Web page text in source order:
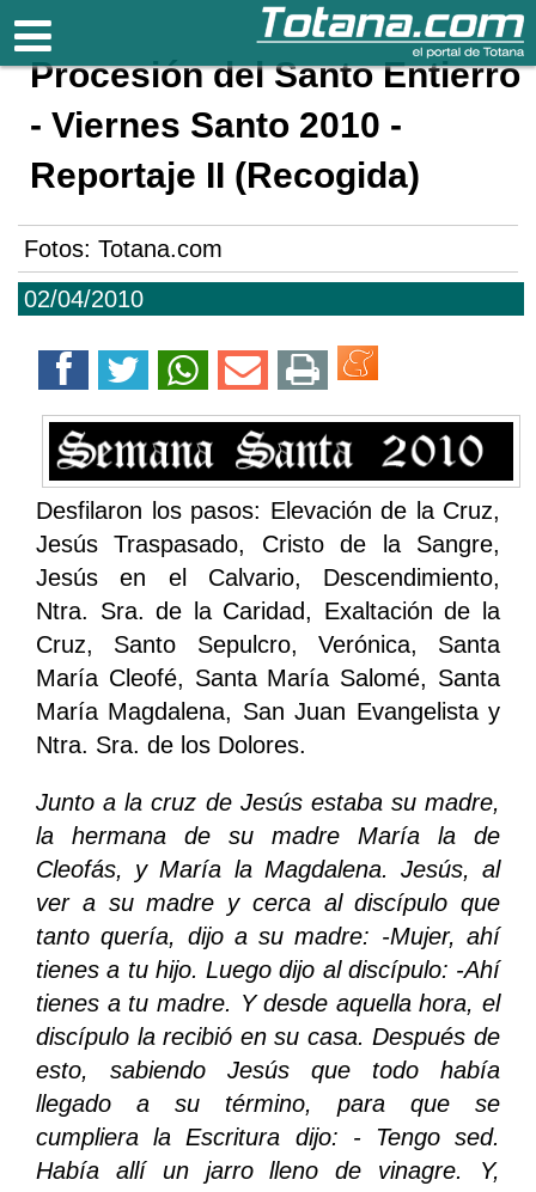
Totana.com
02/04/2010
Procesión del Santo Entierro
- Viernes Santo 2010 -
Reportaje II (Recogida)
Fotos: Totana.com
Desfilaron los pasos: Elevación de la Cruz,
Jesús Traspasado, Cristo de la Sangre,
Jesús en el Calvario, Descendimiento,
Ntra. Sra. de la Caridad, Exaltación de la
Cruz, Santo Sepulcro, Verónica, Santa
María Cleofé, Santa María Salomé, Santa
María Magdalena, San Juan Evangelista y
Ntra. Sra. de los Dolores.
Junto a la cruz de Jesús estaba su madre,
la hermana de su madre María la de
Cleofás, y María la Magdalena. Jesús, al
ver a su madre y cerca al discípulo que
tanto quería, dijo a su madre: -Mujer, ahí
tienes a tu hijo. Luego dijo al discípulo: -Ahí
tienes a tu madre. Y desde aquella hora, el
discípulo la recibió en su casa. Después de
esto, sabiendo Jesús que todo había
llegado a su término, para que se
cumpliera la Escritura dijo: - Tengo sed.
Había allí un jarro lleno de vinagre. Y,